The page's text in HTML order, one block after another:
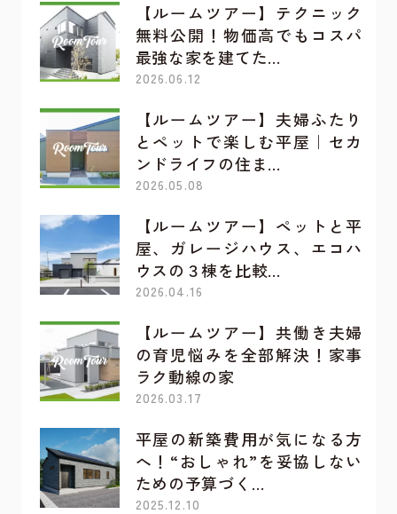
【ルームツアー】テクニック
無料公開！物価高でもコスパ
最強な家を建てた…
2026.06.12
【ルームツアー】夫婦ふたり
とペットで楽しむ平屋｜セカ
ンドライフの住ま…
2026.05.08
【ルームツアー】ペットと平
屋、ガレージハウス、エコハ
ウスの３棟を比較…
2026.04.16
【ルームツアー】共働き夫婦
の育児悩みを全部解決！家事
ラク動線の家
2026.03.17
平屋の新築費用が気になる方
へ！“おしゃれ”を妥協しない
ための予算づく…
2025.12.10